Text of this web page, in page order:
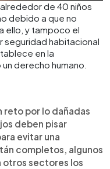
de 40 niños
debido a que no
ello, y tampoco el
seguridad habitacional
en la
derecho humano.
reto por lo dañadas
deben pisar
evitar una
completos, algunos
otros sectores los